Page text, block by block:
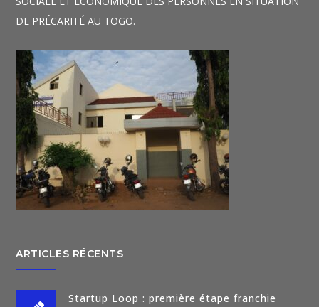
DE PRÉCARITÉ AU TOGO.
ARTICLES RÉCENTS
Startup Loop : première étape franchie